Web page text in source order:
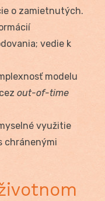
o zamietnutých.
vedie k
modelu
out-of-time
využitie
chránenými